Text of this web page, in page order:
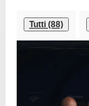
Tutti (88)